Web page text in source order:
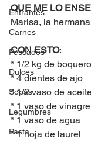
Entrantes
Carnes
Pescados
Dulces
Sopas
Legumbres
Pasta
QUE ME LO
Marisa, la
CON ESTO:
* 1/2 kg de
* 4 dientes de ajo
* 1/2 vaso de
* 1 vaso de vinagre
* 1 vaso de agua
* 1 hoja de laurel